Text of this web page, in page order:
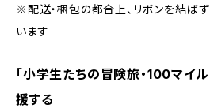
※配送・梱包の都合上、リボンを結ば
います
「小学生たちの冒険旅・100マイ
援する